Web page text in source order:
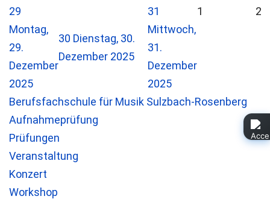
29
Montag,
29.
Dezember
2025
30 Dienstag, 30.
Dezember 2025
31
Mittwoch,
31.
Dezember
2025
1 2
Berufsfachschule für Musik Sulzbach-Rosenberg
Aufnahmeprüfung
Prüfungen
Veranstaltung
Konzert
Workshop